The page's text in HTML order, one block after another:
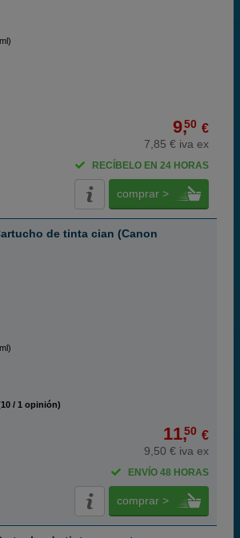
9,50 €
7,85 € iva ex
RECÍBELO EN 24 HORAS
comprar >
de tinta cian (Canon
/ 1 opinión)
11,50 €
9,50 € iva ex
ENVÍO 48 HORAS
comprar >